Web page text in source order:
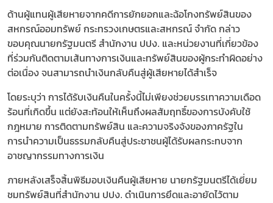
ด้านผู้แทนผู้เสียหายจากคดีการยักยอกและฉ้อโกงทรัพย์สินของ
สหกรณ์ออมทรัพย์ กระทรวงเกษตรและสหกรณ์ จำกัด กล่าว
ขอบคุณนายกรัฐมนตรี สำนักงาน ปปง. และหน่วยงานที่เกี่ยวข้อง
ที่ร่วมกันติดตามเส้นทางการเงินและทรัพย์สินของผู้กระทำผิดอย่าง
ต่อเนื่อง จนสามารถนำเงินกลับคืนสู่ผู้เสียหายได้สำเร็จ
โดยระบุว่า การได้รับเงินคืนในครั้งนี้ไม่เพียงช่วยบรรเทาความเดือด
ร้อนที่เกิดขึ้น แต่ยังสะท้อนให้เห็นถึงผลสัมฤทธิ์ของการบังคับใช้
กฎหมาย การติดตามทรัพย์สิน และความจริงจังของภาครัฐใน
การนำความเป็นธรรมกลับคืนสู่ประชาชนผู้ได้รับผลกระทบจาก
อาชญากรรมทางการเงิน
ภายหลังเสร็จสิ้นพิธีมอบเงินคืนผู้เสียหาย นายกรัฐมนตรีได้เยี่ยม
ชมทรัพย์สินที่สำนักงาน ปปง. ดำเนินการยึดและอายัดไว้ตาม